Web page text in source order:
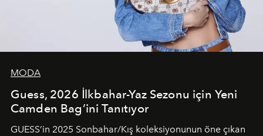
MODA
Guess, 2026 İlkbahar-Yaz Sezonu için Yeni
Camden Bag’ini Tanıtıyor
GUESS’in 2025 Sonbahar/Kış koleksiyonunun öne çıkan